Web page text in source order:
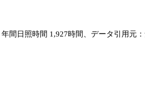
日照時間 1,927時間、データ引用元：